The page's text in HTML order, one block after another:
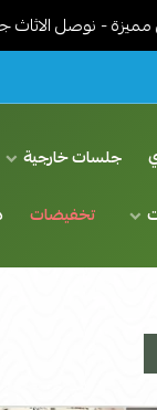
الاثاث جاهز مركب
جلسات خارجية
تخفيضات